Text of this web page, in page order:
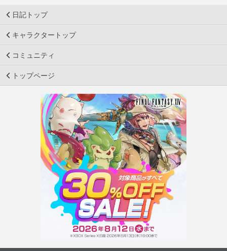
日記トップ
キャラクタートップ
コミュニティ
トップページ